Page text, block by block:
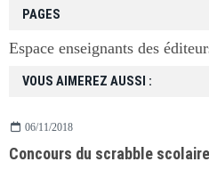
VOUS AIMEREZ AUSSI :
06/11/2018
Concours du scrabble
PAGES
Espace enseignants des